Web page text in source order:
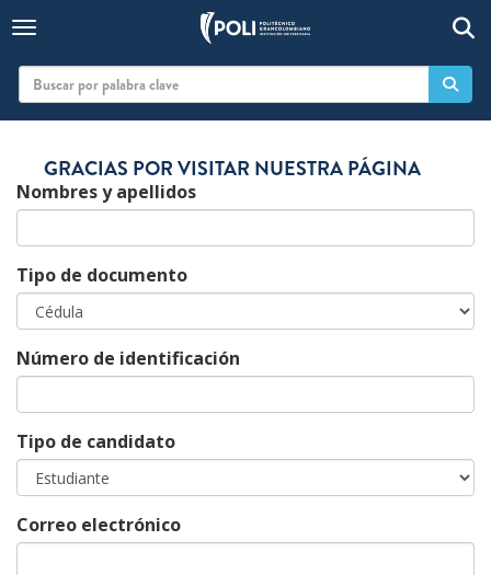
Toggle navigation
GRACIAS POR VISITAR NUESTRA PÁGINA
Nombres y apellidos
Tipo de documento
Número de identificación
Tipo de candidato
Correo electrónico